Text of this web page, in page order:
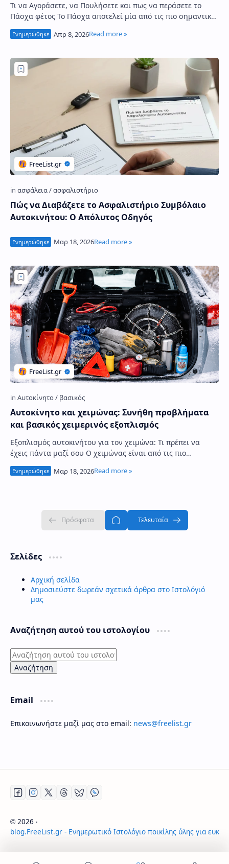
Τι να Αγοράσετε, να Πουλήσετε και πως να περάσετε το
Πάσχα φέτος Το Πάσχα αποτελεί μία από τις πιο σημαντικές
περιόδους του χρόνου στην Ελλάδα, …
Πώς να Διαβάζετε το Ασφαλιστήριο Συμβόλαιο
Αυτοκινήτου: Ο Απόλυτος Οδηγός
Αυτοκίνητο και χειμώνας: Συνήθη προβλήματα
και βασικός χειμερινός εξοπλισμός
Εξοπλισμός αυτοκινήτου για τον χειμώνα: Τι πρέπει να
έχεις πάντα μαζί σου Ο χειμώνας είναι από τις πιο
απαιτητικές περιόδους για έναν οδηγό και το …
Σελίδες
Αρχική σελίδα
Δημοσιεύστε δωρεάν σχετικά άρθρα στο Ιστολόγιό
μας
Αναζήτηση αυτού του ιστολογίου
Email
Επικοινωνήστε μαζί μας στο email: news@freelist.gr
© 2026 ‧
blog.FreeList.gr - Ενημερωτικό Ιστολόγιο ποικίλης ύλης για